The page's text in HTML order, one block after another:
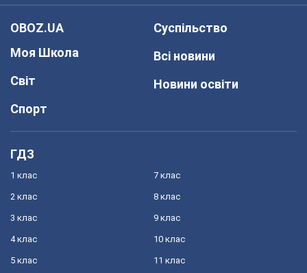
OBOZ.UA
Моя Школа
Світ
Спорт
Суспільство
Всі новини
Новини освіти
ГДЗ
1 клас
2 клас
3 клас
4 клас
5 клас
7 клас
8 клас
9 клас
10 клас
11 клас